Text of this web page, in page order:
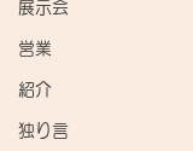
展示会
営業
紹介
独り言